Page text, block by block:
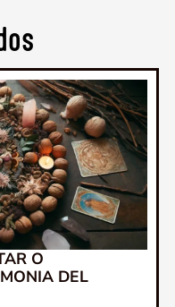
O
DEL